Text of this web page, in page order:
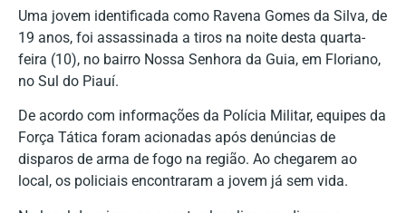
Uma jovem identificada como Ravena Gomes da Silva, de
19 anos, foi assassinada a tiros na noite desta quarta-
feira (10), no bairro Nossa Senhora da Guia, em Floriano,
no Sul do Piauí.
De acordo com informações da Polícia Militar, equipes da
Força Tática foram acionadas após denúncias de
disparos de arma de fogo na região. Ao chegarem ao
local, os policiais encontraram a jovem já sem vida.